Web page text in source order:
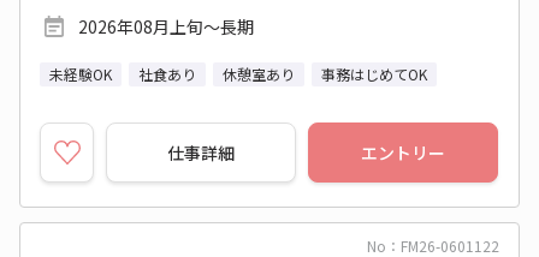
2026年08月上旬～長期
未経験OK 社食あり 休憩室あり 事務はじめてOK
仕事詳細 エントリー
No：FM26-0601122